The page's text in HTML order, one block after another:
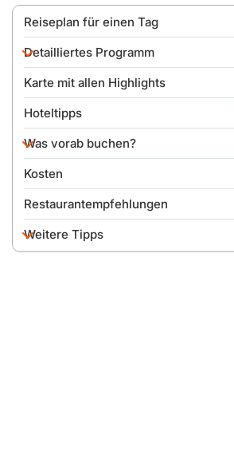
Reiseplan für einen Tag
Detailliertes Programm
Anreise
Variante 1: Hard-Core-
Sightseeing
Variante 2: Genießer-Tour
Karte mit allen Highlights
Hoteltipps
Was vorab buchen?
Lohnt sich der Rom City
Turbopass?
Kosten
Restaurantempfehlungen
Weitere Tipps